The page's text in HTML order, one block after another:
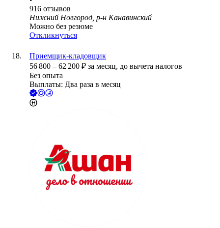
916 отзывов
Нижний Новгород, р-н Канавинский
Можно без резюме
Откликнуться
Приемщик-кладовщик
56 800 – 62 200 ₽ за месяц, до вычета налогов
Без опыта
Выплаты: Два раза в месяц